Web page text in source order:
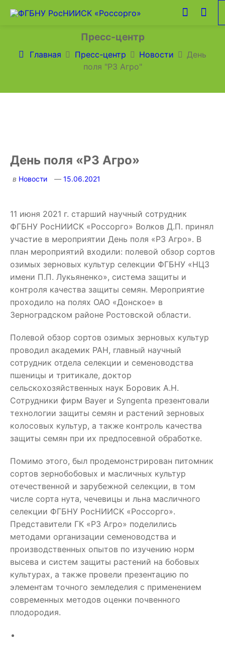
Пресс-центр
Главная Пресс-центр Новости
День
поля "РЗ Агро"
День поля «РЗ Агро»
в Новости 15.06.2021
11 июня 2021 г. старший научный сотрудник
ФГБНУ РосНИИСК «Россорго» Волков Д.П. принял
участие в мероприятии День поля «РЗ Агро». В
план мероприятий входили: полевой обзор сортов
озимых зерновых культур селекции ФГБНУ «НЦЗ
имени П.П. Лукьяненко», система защиты и
контроля качества защиты семян. Мероприятие
проходило на полях ОАО «Донское» в
Зерноградском районе Ростовской области.
Полевой обзор сортов озимых зерновых культур
проводил академик РАН, главный научный
сотрудник отдела селекции и семеноводства
пшеницы и тритикале, доктор
сельскохозяйственных наук Боровик А.Н.
Сотрудники фирм Bayer и Syngenta презентовали
технологии защиты семян и растений зерновых
колосовых культур, а также контроль качества
защиты семян при их предпосевной обработке.
Помимо этого, был продемонстрирован питомник
сортов зернобобовых и масличных культур
отечественной и зарубежной селекции, в том
числе сорта нута, чечевицы и льна масличного
селекции ФГБНУ РосНИИСК «Россорго».
Представители ГК «РЗ Агро» поделились
методами организации семеноводства и
производственных опытов по изучению норм
высева и систем защиты растений на бобовых
культурах, а также провели презентацию по
элементам точного земледелия с применением
современных методов оценки почвенного
плодородия.